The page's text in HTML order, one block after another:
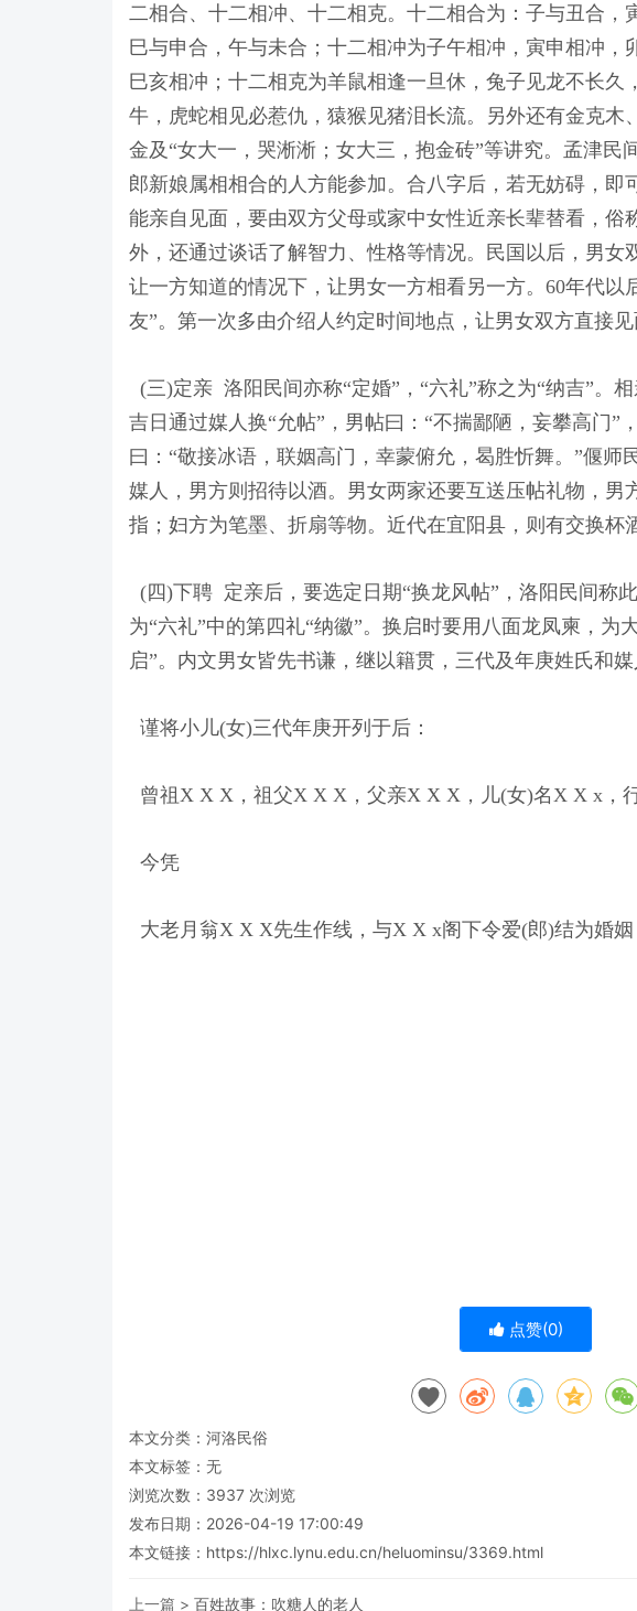
二相合、十二相冲、十二相克。十二相合为：子与丑合，
巳与申合，午与未合；十二相冲为子午相冲，寅申相冲，
巳亥相冲；十二相克为羊鼠相逢一旦休，兔子见龙不长久
牛，虎蛇相见必惹仇，猿猴见猪泪长流。另外还有金克木
金及“女大一，哭淅淅；女大三，抱金砖”等讲究。孟津民
郎新娘属相相合的人方能参加。合八字后，若无妨碍，即
能亲自见面，要由双方父母或家中女性近亲长辈替看，俗
外，还通过谈话了解智力、性格等情况。民国以后，男女
让一方知道的情况下，让男女一方相看另一方。60年代以
友”。第一次多由介绍人约定时间地点，让男女双方直接见
(三)定亲 洛阳民间亦称“定婚”，“六礼”称之为“纳吉”。
吉日通过媒人换“允帖”，男帖曰：“不揣鄙陋，妄攀高门”
曰：“敬接冰语，联姻高门，幸蒙俯允，曷胜忻舞。”偃师
媒人，男方则招待以酒。男女两家还要互送压帖礼物，男
指；妇方为笔墨、折扇等物。近代在宜阳县，则有交换杯
(四)下聘 定亲后，要选定日期“换龙风帖”，洛阳民间称
为“六礼”中的第四礼“纳徽”。换启时要用八面龙凤柬，为
启”。内文男女皆先书谦，继以籍贯，三代及年庚姓氏和
谨将小儿(女)三代年庚开列于后：
曾祖X X X，祖父X X X，父亲X X X，儿(女)名X X x，
今凭
大老月翁X X X先生作线，与X X x阁下令爱(郎)结为婚姻
点赞(0)
本文分类： 河洛民俗
本文标签：无
浏览次数： 3937 次浏览
发布日期：2026-04-19 17:00:49
本文链接： https://hlxc.lynu.edu.cn/heluominsu/3369.html
上一篇 > 百姓故事：吹糖人的老人